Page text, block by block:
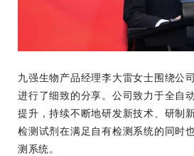
九强生物产品经理李大雷女士围绕公
进行了细致的分享。公司致力于全自
提升，持续不断地研发新技术、研制
检测试剂在满足自有检测系统的同时
测系统。